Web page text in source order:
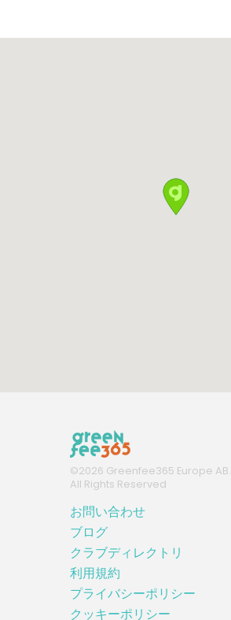
©2026 Greenfee365 Europe AB.
All Rights Reserved
お問い合わせ
ブログ
クラブディレクトリ
利用規約
プライバシーポリシー
クッキーポリシー